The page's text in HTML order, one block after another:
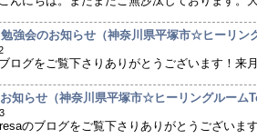
強会のお知らせ（神奈川県平塚市☆ヒーリン
ログをご覧下さりありがとうございます！来
知らせ（神奈川県平塚市☆ヒーリングルーム
のブログをご覧下さりありがとうございま